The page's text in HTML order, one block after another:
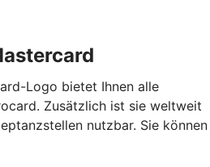
Logo bietet Ihnen alle
Zusätzlich ist sie weltweit
nutzbar. Sie können